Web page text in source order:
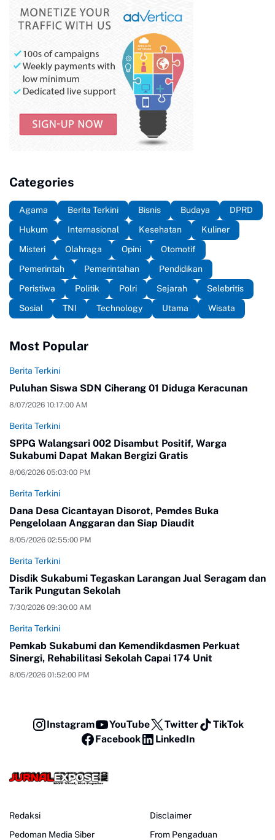
Categories
Agama Berita Terkini Bisnis Budaya
DPRD
Hukum
Internasional Kesehatan
Kuliner
Misteri
Olahraga Opini
Otomotif
Pemerintah
Pemerintahan
Pendidikan
Peristiwa
Politik Polri Sejarah
Selebritis
Sosial
TNI Technology Utama Wisata
Most Popular
Berita Terkini
Puluhan Siswa SDN Ciherang 01 Diduga Keracunan
8/07/2026 10:17:00 AM
Berita Terkini
SPPG Walangsari 002 Disambut Positif, Warga
Sukabumi Dapat Makan Bergizi Gratis
8/06/2026 05:03:00 PM
Berita Terkini
Dana Desa Cicantayan Disorot, Pemdes Buka
Pengelolaan Anggaran dan Siap Diaudit
8/05/2026 02:55:00 PM
Berita Terkini
Disdik Sukabumi Tegaskan Larangan Jual Seragam dan
Tarik Pungutan Sekolah
7/30/2026 09:30:00 AM
Berita Terkini
Pemkab Sukabumi dan Kemendikdasmen Perkuat
Sinergi, Rehabilitasi Sekolah Capai 174 Unit
8/05/2026 01:52:00 PM
Instagram YouTube Twitter
TikTok
Facebook
LinkedIn
Redaksi
Pedoman Media Siber
Disclaimer
From Pengaduan